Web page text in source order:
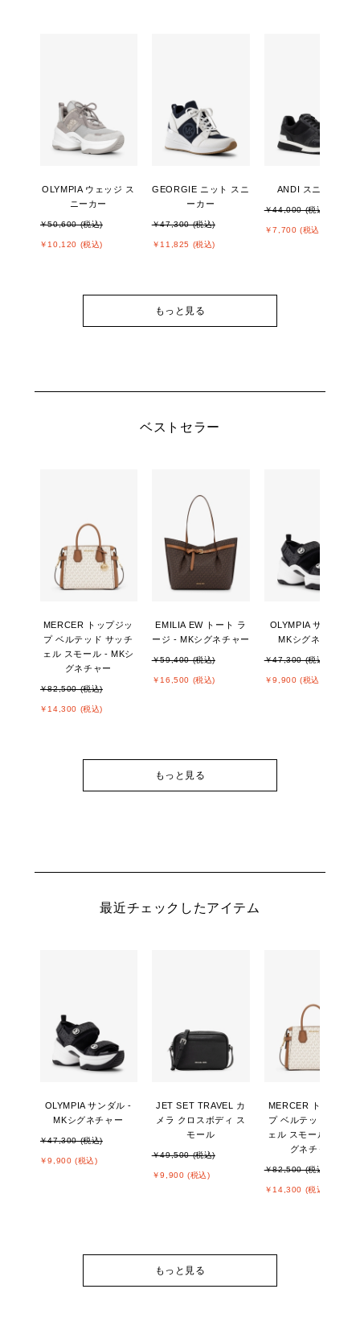
OLYMPIA ウェッジ ス
ニーカー
￥50,600 (税込)
￥10,120 (税込)
GEORGIE ニット スニ
ーカー
￥47,300 (税込)
￥11,825 (税込)
ANDI スニーカー
￥44,000 (税込)
￥7,700 (税込)
もっと見る
ベストセラー
MERCER トップジッ
プ ベルテッド サッチ
ェル スモール - MKシ
グネチャー
￥82,500 (税込)
￥14,300 (税込)
EMILIA EW トート ラ
ージ - MKシグネチャー
￥59,400 (税込)
￥16,500 (税込)
OLYMPIA サンダル -
MKシグネチャー
￥47,300 (税込)
￥9,900 (税込)
もっと見る
最近チェックしたアイテム
OLYMPIA サンダル -
MKシグネチャー
￥47,300 (税込)
￥9,900 (税込)
JET SET TRAVEL カ
メラ クロスボディ ス
モール
￥49,500 (税込)
￥9,900 (税込)
MERCER トップジッ
プ ベルテッド サッチ
ェル スモール - MKシ
グネチャー
￥82,500 (税込)
￥14,300 (税込)
もっと見る